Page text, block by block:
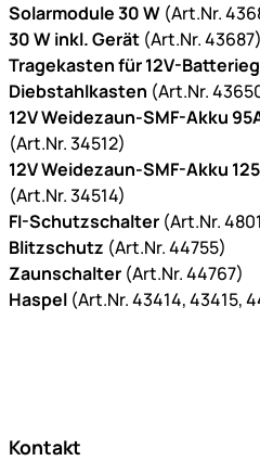
Solarmodule 30 W (Art.Nr.
30 W inkl. Gerät (Art.Nr. 43687)
Tragekasten für 12V-
Diebstahlkasten (Art.Nr.
12V Weidezaun-SMF-Akku
(Art.Nr. 34512)
12V Weidezaun-SMF-Akku
(Art.Nr. 34514)
FI-Schutzschalter (Art.Nr.
Blitzschutz (Art.Nr. 44755)
Zaunschalter (Art.Nr. 44767)
Haspel (Art.Nr. 43414, 43415,
Kontakt